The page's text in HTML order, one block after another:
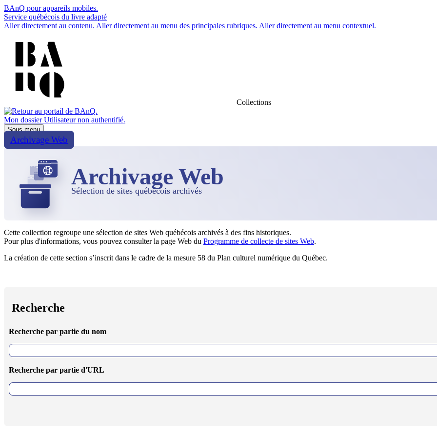
BAnQ pour appareils mobiles.
Service québécois du livre adapté
Aller directement au contenu. Aller directement au menu des principales rubriques. Aller directement au menu contextuel.
Collections
Mon dossier Utilisateur non authentifié.
Sous-menu
Archivage Web
Archivage Web
Sélection de sites québécois archivés
Cette collection regroupe une sélection de sites Web québécois archivés à des fins historiques.
Pour plus d'informations, vous pouvez consulter la page Web du Programme de collecte de sites Web.
La création de cette section s’inscrit dans le cadre de la mesure 58 du Plan culturel numérique du Québec.
Recherche
Recherche par partie du nom
Recherche par partie d'URL